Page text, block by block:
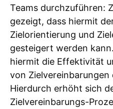
Teams durchzuführen:
gezeigt, dass hiermit
Zielorientierung und
gesteigert werden
hiermit die Effektivität
von
Hierdurch erhöht sich
Zielvereinbarungs-